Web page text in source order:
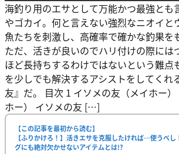
海釣り用のエサとして万能かつ最強とも
やゴカイ。何と言えない強烈なニオイと
魚たちを刺激し、高確率で確かな釣果を
ただ、活きが良いのでハリ付けの際には
ほど長持ちするわけではないという難点
を少しでも解決するアシストをしてくれ
友』だ。 目次 1 イソメの友（メイホー
ホー） イソメの友 […]
【この記事を最初から読む】
【ふりかけろ！】活きエサを克服したければ…使うべ
グにも絶対欠かせないアイテムとは!?